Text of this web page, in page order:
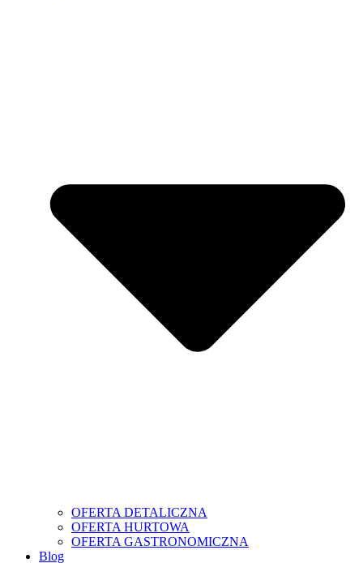
OFERTA DETALICZNA
OFERTA HURTOWA
OFERTA GASTRONOMICZNA
Blog